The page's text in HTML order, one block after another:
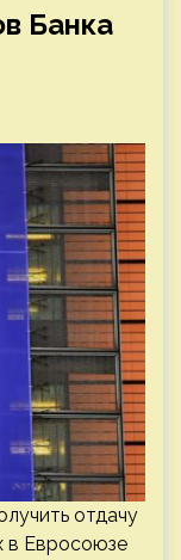
Банка
отдачу
в Евросоюзе